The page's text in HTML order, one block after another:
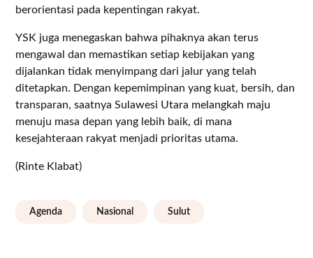
berorientasi pada kepentingan rakyat.
YSK juga menegaskan bahwa pihaknya akan terus
mengawal dan memastikan setiap kebijakan yang
dijalankan tidak menyimpang dari jalur yang telah
ditetapkan. Dengan kepemimpinan yang kuat, bersih, dan
transparan, saatnya Sulawesi Utara melangkah maju
menuju masa depan yang lebih baik, di mana
kesejahteraan rakyat menjadi prioritas utama.
(Rinte Klabat)
Agenda Nasional Sulut